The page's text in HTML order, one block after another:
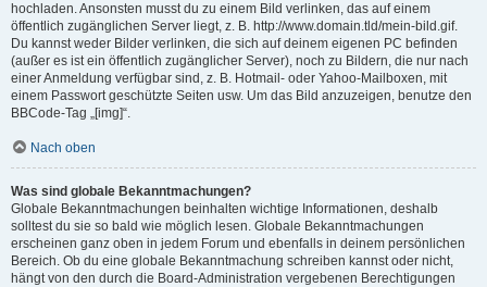
hochladen. Ansonsten musst du zu einem Bild verlinken, das auf einem
öffentlich zugänglichen Server liegt, z. B. http://www.domain.tld/mein-bild.gif.
Du kannst weder Bilder verlinken, die sich auf deinem eigenen PC befinden
(außer es ist ein öffentlich zugänglicher Server), noch zu Bildern, die nur nach
einer Anmeldung verfügbar sind, z. B. Hotmail- oder Yahoo-Mailboxen, mit
einem Passwort geschützte Seiten usw. Um das Bild anzuzeigen, benutze den
BBCode-Tag „[img]“.
Nach oben
Was sind globale Bekanntmachungen?
Globale Bekanntmachungen beinhalten wichtige Informationen, deshalb
solltest du sie so bald wie möglich lesen. Globale Bekanntmachungen
erscheinen ganz oben in jedem Forum und ebenfalls in deinem persönlichen
Bereich. Ob du eine globale Bekanntmachung schreiben kannst oder nicht,
hängt von den durch die Board-Administration vergebenen Berechtigungen